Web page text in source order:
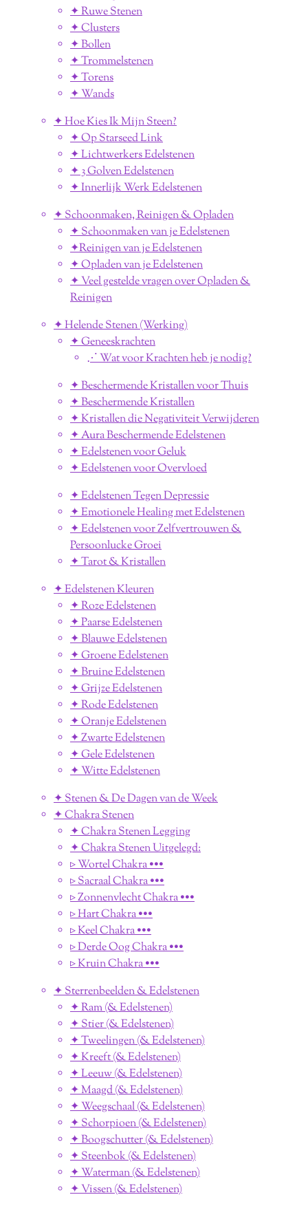
✦ Ruwe Stenen
✦ Clusters
✦ Bollen
✦ Trommelstenen
✦ Torens
✦ Wands
✦ Hoe Kies Ik Mijn Steen?
✦ Op Starseed Link
✦ Lichtwerkers Edelstenen
✦ 3 Golven Edelstenen
✦ Innerlijk Werk Edelstenen
✦ Schoonmaken, Reinigen & Opladen
✦ Schoonmaken van je Edelstenen
✦Reinigen van je Edelstenen
✦ Opladen van je Edelstenen
✦ Veel gestelde vragen over Opladen &
Reinigen
✦ Helende Stenen (Werking)
✦ Geneeskrachten
⋰ Wat voor Krachten heb je nodig?
✦ Beschermende Kristallen voor Thuis
✦ Beschermende Kristallen
✦ Kristallen die Negativiteit Verwijderen
✦ Aura Beschermende Edelstenen
✦ Edelstenen voor Geluk
✦ Edelstenen voor Overvloed
✦ Edelstenen Tegen Depressie
✦ Emotionele Healing met Edelstenen
✦ Edelstenen voor Zelfvertrouwen &
Persoonlucke Groei
✦ Tarot & Kristallen
✦ Edelstenen Kleuren
✦ Roze Edelstenen
✦ Paarse Edelstenen
✦ Blauwe Edelstenen
✦ Groene Edelstenen
✦ Bruine Edelstenen
✦ Grijze Edelstenen
✦ Rode Edelstenen
✦ Oranje Edelstenen
✦ Zwarte Edelstenen
✦ Gele Edelstenen
✦ Witte Edelstenen
✦ Stenen & De Dagen van de Week
✦ Chakra Stenen
✦ Chakra Stenen Legging
✦ Chakra Stenen Uitgelegd:
▹ Wortel Chakra •••
▹ Sacraal Chakra •••
▹ Zonnenvlecht Chakra •••
▹ Hart Chakra •••
▹ Keel Chakra •••
▹ Derde Oog Chakra •••
▹ Kruin Chakra •••
✦ Sterrenbeelden & Edelstenen
✦ Ram (& Edelstenen)
✦ Stier (& Edelstenen)
✦ Tweelingen (& Edelstenen)
✦ Kreeft (& Edelstenen)
✦ Leeuw (& Edelstenen)
✦ Maagd (& Edelstenen)
✦ Weegschaal (& Edelstenen)
✦ Schorpioen (& Edelstenen)
✦ Boogschutter (& Edelstenen)
✦ Steenbok (& Edelstenen)
✦ Waterman (& Edelstenen)
✦ Vissen (& Edelstenen)